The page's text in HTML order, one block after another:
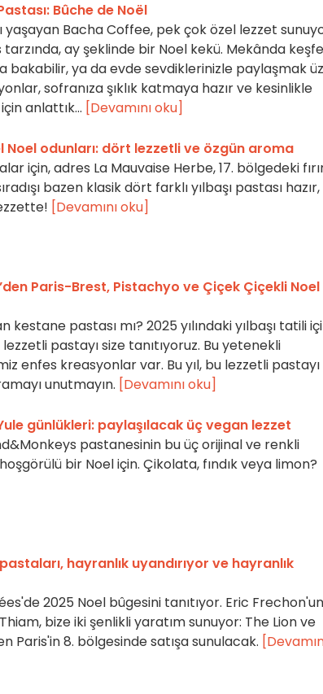
Bûche de Noël
yaşayan Bacha Coffee, pek çok özel lezzet
ay şeklinde bir Noel kekü. Mekânda
bakabilir, ya da evde sevdiklerinizle paylaşmak
sofranıza şıklık katmaya hazır ve kesinlikle
anlattık... [Devamını oku]
Noel odunları: dört lezzetli ve özgün aroma
için, adres La Mauvaise Herbe, 17. bölgedeki
bazen klasik dört farklı yılbaşı pastası
[Devamını oku]
Paris-Brest, Pistachyo ve Çiçek Çiçekli Noel
kestane pastası mı? 2025 yılındaki yılbaşı tatili
pastayı size tanıtıyoruz. Bu yetenekli
enfes kreasyonlar var. Bu yıl, bu lezzetli pastayı
unutmayın. [Devamını oku]
günlükleri: paylaşılacak üç vegan lezzet
pastanesinin bu üç orijinal ve renkli
bir Noel için. Çikolata, fındık veya limon?
hayranlık uyandırıyor ve hayranlık
2025 Noel bûgesini tanıtıyor. Eric Frechon'un
bize iki şenlikli yaratım sunuyor: The Lion ve
Paris'in 8. bölgesinde satışa sunulacak.